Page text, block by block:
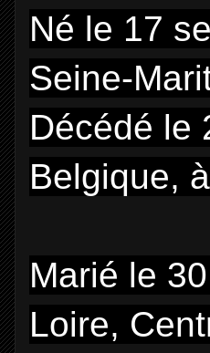
Né le 17
Seine-
Décédé le
Belgique,
Marié le
Loire,